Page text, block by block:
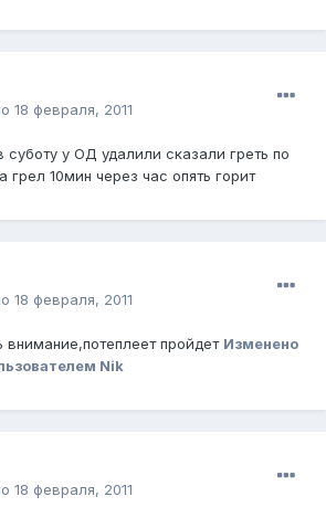
18 февраля, 2011
у ОД удалили сказали греть по
грел 10мин через час опять горит
18 февраля, 2011
внимание,потеплеет пройдет Изменено
Nik
18 февраля, 2011